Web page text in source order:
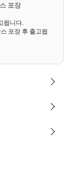
포장
됩니다.
포장 후 출고됩